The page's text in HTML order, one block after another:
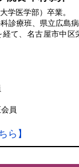
学医学部）卒業。
診療班、県立広島
て、名古屋市中区
員
ら】